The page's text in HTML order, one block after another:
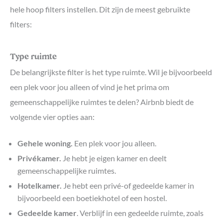
hele hoop filters instellen. Dit zijn de meest gebruikte
filters:
Type ruimte
De belangrijkste filter is het type ruimte. Wil je bijvoorbeeld
een plek voor jou alleen of vind je het prima om
gemeenschappelijke ruimtes te delen? Airbnb biedt de
volgende vier opties aan:
Gehele woning. Een plek voor jou alleen.
Privékamer. Je hebt je eigen kamer en deelt
gemeenschappelijke ruimtes.
Hotelkamer. Je hebt een privé-of gedeelde kamer in
bijvoorbeeld een boetiekhotel of een hostel.
Gedeelde kamer. Verblijf in een gedeelde ruimte, zoals